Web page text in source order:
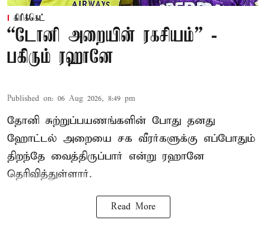
கிரிக்கெட்
“டோனி அறையின் ரகசியம்” -
பகிரும் ரஹானே
Published on: 06 Aug 2026, 8:49 pm
தோனி சுற்றுப்பயணங்களின் போது தனது
ஹோட்டல் அறையை சக வீரர்களுக்கு எப்போதும்
திறந்தே வைத்திருப்பார் என்று ரஹானே
தெரிவித்துள்ளார்.
Read More